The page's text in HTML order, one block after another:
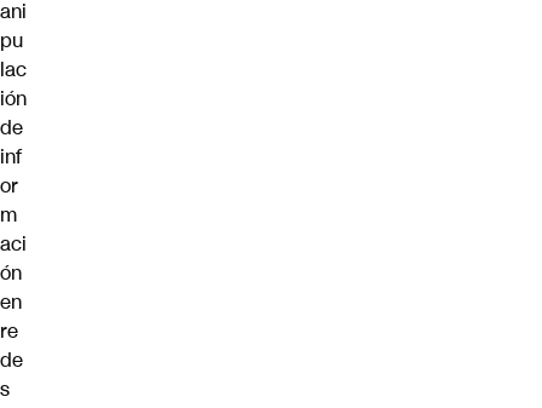
ani
pu
lac
ión
de
inf
or
m
aci
ón
en
re
de
s